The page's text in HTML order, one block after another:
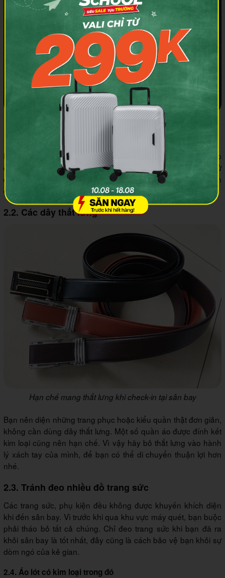
Tránh mang sandal hoặc giày cầu kỳ khi check-in tại sân
bay
Một số giày có thiết kế dính chặt vào chân hay những đôi dép
quai thời trang nhiều dây nhợ. Tất cả bạn nên hạn chế sử
dụng, vì chúng sẽ mang lại phiền toái cho bạn khi di chuyển
qua máy quét.
2.2. Các dây thắt lưng
Hạn chế mang thắt lưng khi check-in tại sân bay
Bạn nên diện những trang phục hoặc kiểu quần thật đơn giản,
không cần dùng dây thắt lưng. Một số quần áo được đính kết
kim loại cũng nên hạn chế. Vì vậy hãy bỏ thắt lưng vào hành
lý xách tay của mình, để bạn có thể di chuyển thuận lợi hơn
nhé.
2.3. Tránh đeo nhiều đồ trang sức
Các trang sức, phụ kiện đều không được khuyến khích diện
khi đến sân bay. Vì trước khi qua khu vực máy quét, bạn buộc
phải tháo bỏ tất cả chúng. Chỉ đeo trang sức khi bạn đã ra
khỏi sân bay là tốt nhất, đây cũng là cách bảo vệ bạn khỏi sự
dòm ngó của kẻ gian.
2.4. Áo lót có kim loại trong đó